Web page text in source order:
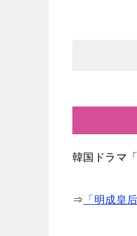
韓国ドラマ
⇒ 「明成皇